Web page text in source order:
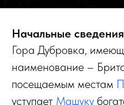
Начальные
Гора Дубровка,
наименование –
посещаемым местам
уступает Машуку